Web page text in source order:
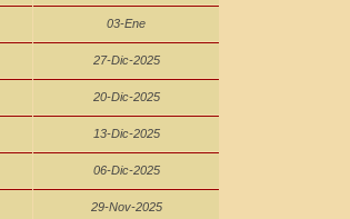
03-Ene
27-Dic-2025
20-Dic-2025
13-Dic-2025
06-Dic-2025
29-Nov-2025